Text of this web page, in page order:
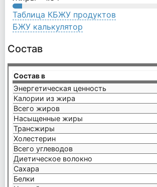
Таблица КБЖУ продуктов
БЖУ калькулятор
Состав
Состав в
Энергетическая ценность
Калории из жира
Всего жиров
Насыщенные жиры
Трансжиры
Холестерин
Всего углеводов
Диетическое волокно
Сахара
Белки